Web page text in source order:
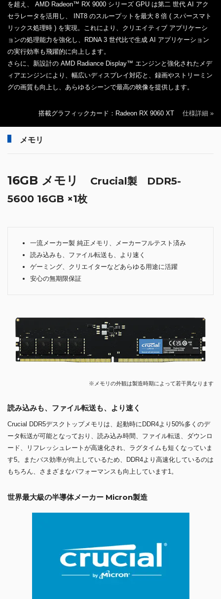
を超え、 AMD Radeon™ RX 9000 シリーズ GPU は第二 世代 AI アク
セラレータを活用し、 INT8 のスループットを最大 8 倍 ( スパースマト
リックス処理時 ) を実現。これにより、クリエイティブ アプリケーシ
ョンの処理能力を強化し、RDNA 3 世代比で生成 AI アプリケーション
の実行効率も飛躍的に向上します。
さらに、新設計の AMD Radiance Display™ エンジンと強化されたメデ
ィアエンジンにより、幅広いディスプレイ対応と、録画やストリーミン
グの画質も向上し、あらゆるシーンで最高の映像を提供します。
搭載グラフィックカード：Radeon RX 9060 XT 仕様詳細 »
メモリ
16GB メモリ
Crucial製 DDR5-
5600 16GB ×1枚
一流メーカー製 純正メモリ、メーカーフルテスト済み
読み込みも、ファイル転送も、より速く
ゲーミング、クリエイターなどあらゆる用途に活躍
安心の無期限保証
※メモリの外観は製造時期によって若干異なります
読み込みも、ファイル転送も、より速く
Crucial DDR5デスクトップメモリは、起動時にDDR4より50%多くのデ
ータ転送が可能となっており、読み込み時間、ファイル転送、ダウンロ
ード、リフレッシュレートが高速化され、ラグタイムも短くなっていま
す5。またバス効率が向上しているため、DDR4より高速化しているのは
もちろん、さまざまなパフォーマンスも向上しています1。
世界最大級の半導体メーカー Micron製造